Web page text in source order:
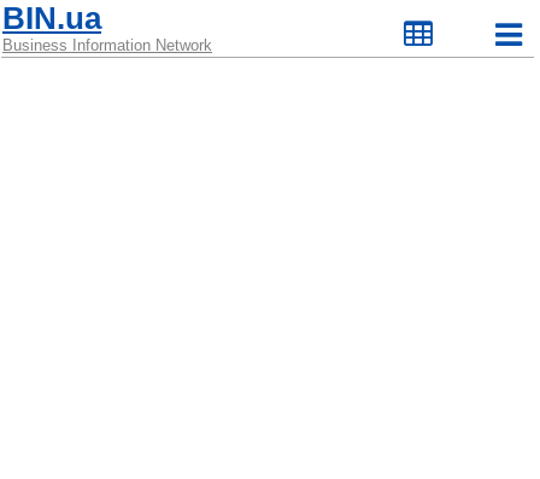
BIN.ua
Business Information Network